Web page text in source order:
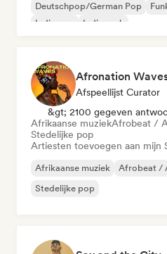
Deutschpop/German Pop
Indie pop
Indie rock
Afronation
Afspeellijst Curator
&gt; 2100 gegeven
Afrikaanse muziekAfrobeat /
Stedelijke pop
Artiesten toevoegen aan mijn
Afrikaanse muziek Afrobeat /
Stedelijke pop